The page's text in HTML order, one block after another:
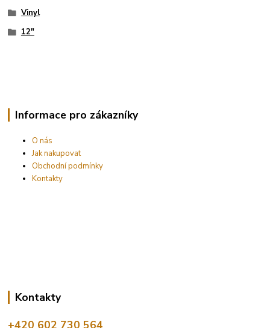
Vinyl
12"
Informace pro zákazníky
O nás
Jak nakupovat
Obchodní podmínky
Kontakty
Kontakty
+420 602 730 564